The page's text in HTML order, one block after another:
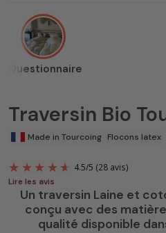
Questionnaire
Traversin Bio
Made in Tourcoing Flocons latex
Lire les avis
Un traversin Laine et
conçu avec des
qualité disponible